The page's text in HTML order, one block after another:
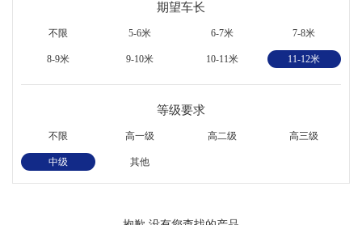
期望车长
不限 5-6米 6-7米 7-8米
8-9米 9-10米 10-11米 11-12米
等级要求
不限 高一级 高二级 高三级
中级 其他